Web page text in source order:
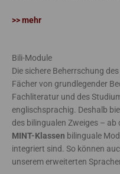
>> mehr
Bili-Module
Die sichere Beherrschung
Fächer von grundlegender
Fachliteratur und des
englischsprachig. Deshalb
des bilingualen Zweiges –
MINT-Klassen bilinguale
integriert sind. So können
unserem erweiterten